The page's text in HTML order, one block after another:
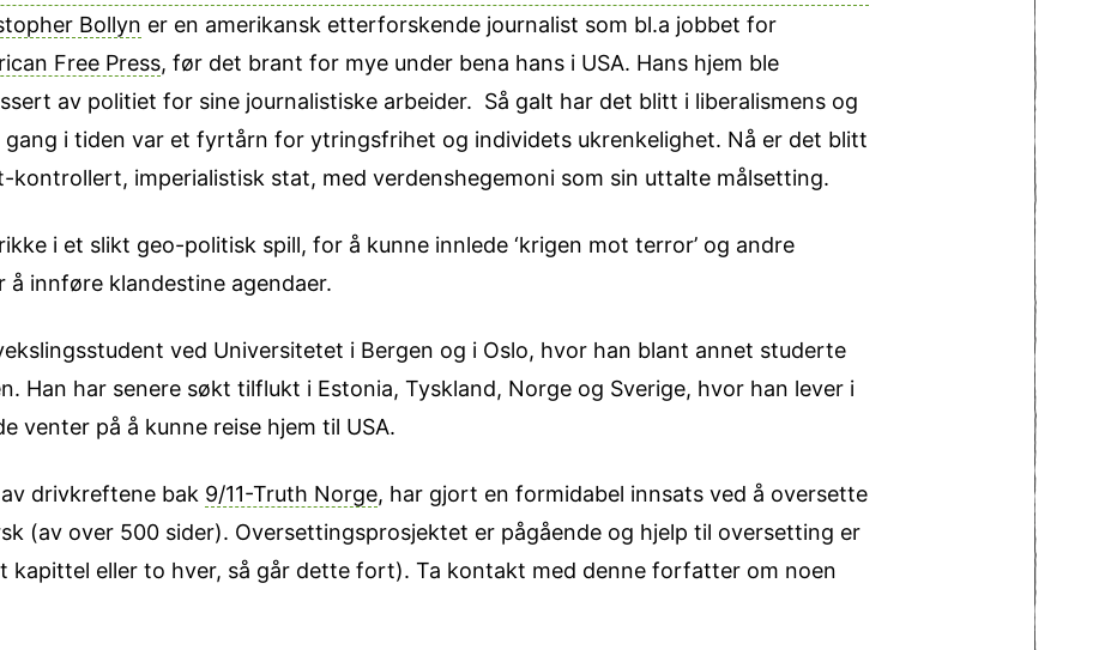
Bollyn er en amerikansk etterforskende journalist som bl.a jobbet for
Free Press, før det brant for mye under bena hans i USA. Hans hjem ble
av politiet for sine journalistiske arbeider. Så galt har det blitt i liberalismens og
i tiden var et fyrtårn for ytringsfrihet og individets ukrenkelighet. Nå er det blitt
kontrollert, imperialistisk stat, med verdenshegemoni som sin uttalte målsetting.
i et slikt geo-politisk spill, for å kunne innlede ‘krigen mot terror’ og andre
innføre klandestine agendaer.
ved Universitetet i Bergen og i Oslo, hvor han blant annet studerte
Han har senere søkt tilflukt i Estonia, Tyskland, Norge og Sverige, hvor han lever i
venter på å kunne reise hjem til USA.
drivkreftene bak 9/11-Truth Norge, har gjort en formidabel innsats ved å oversette
(av over 500 sider). Oversettingsprosjektet er pågående og hjelp til oversetting er
kapittel eller to hver, så går dette fort). Ta kontakt med denne forfatter om noen